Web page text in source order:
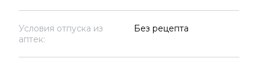
Условия отпуска из
аптек:
Без рецепта